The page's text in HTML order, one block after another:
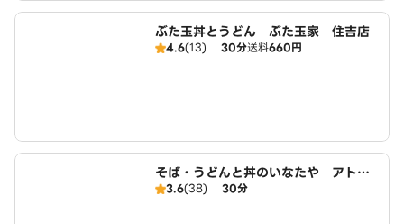
ぶた玉丼とうどん ぶた玉家 住吉店
4.6(13) 30分送料660円
そば・うどんと丼のいなたや アトレ
亀戸店（SOBAUDONTODONNOIN
3.6(38) 30分